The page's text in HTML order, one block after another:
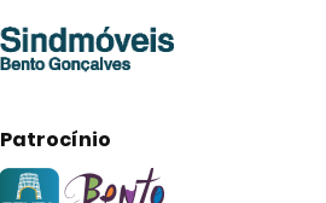
Patrocínio